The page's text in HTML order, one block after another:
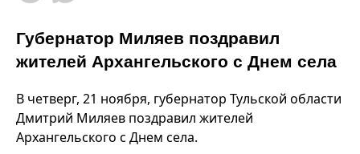
Губернатор Миляев поздравил
жителей Архангельского с Днем села
В четверг, 21 ноября, губернатор Тульской области
Дмитрий Миляев поздравил жителей
Архангельского с Днем села.